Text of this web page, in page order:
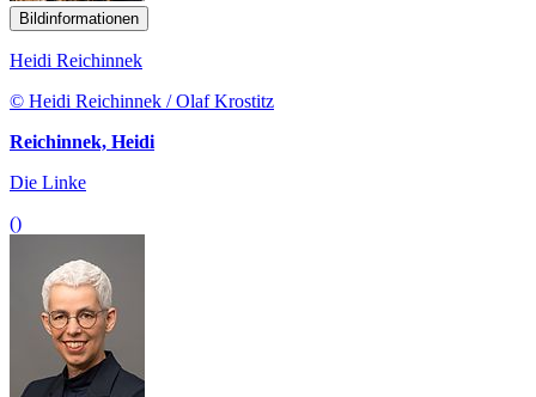
Bildinformationen
Heidi Reichinnek
© Heidi Reichinnek / Olaf Krostitz
Reichinnek, Heidi
Die Linke
()